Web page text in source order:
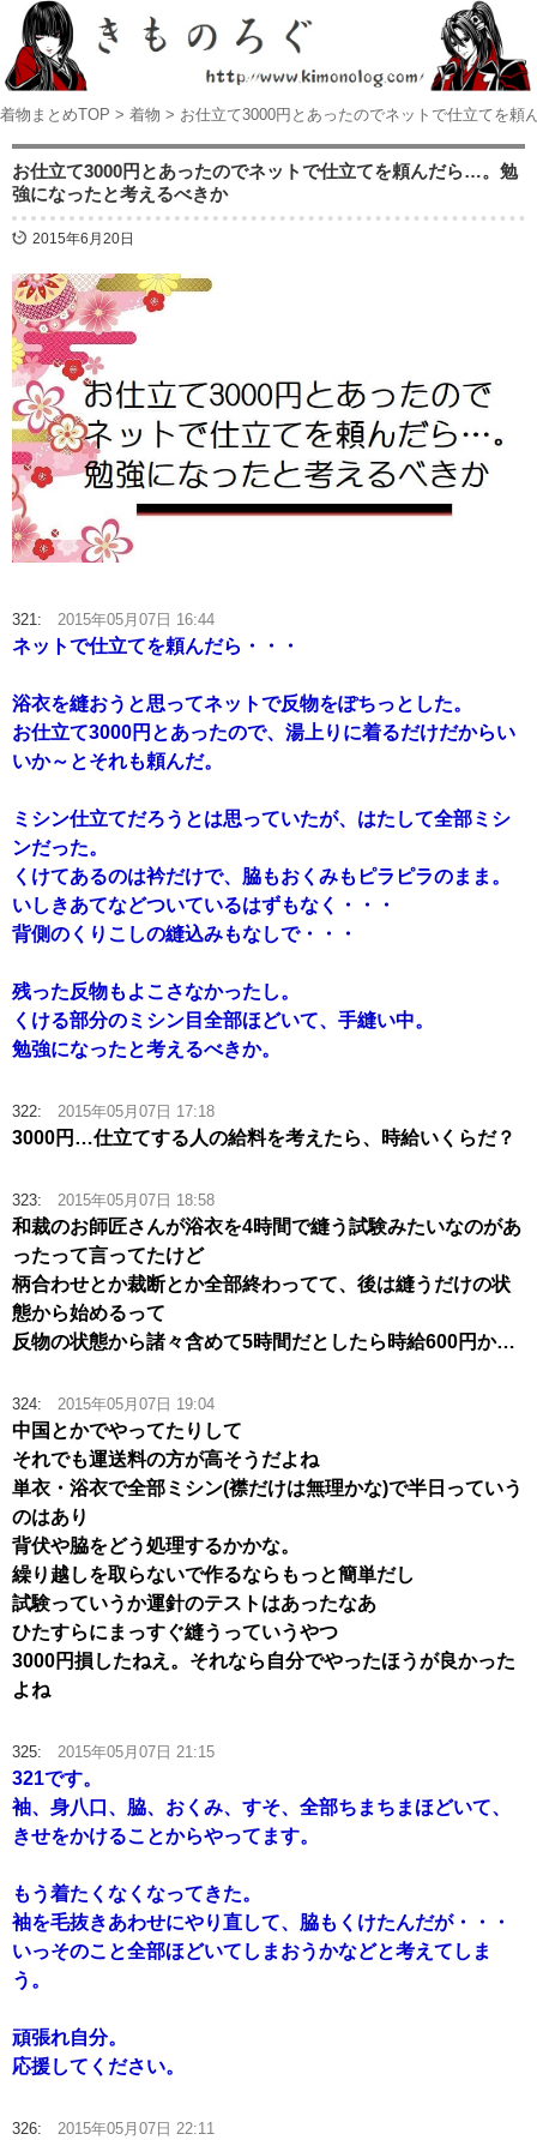
着物まとめTOP > 着物 > お仕立て3000円とあったのでネットで仕立てを
お仕立て3000円とあったのでネットで仕立てを頼んだら…。勉
強になったと考えるべきか
2015年6月20日
321: 2015年05月07日 16:44
ネットで仕立てを頼んだら・・・
浴衣を縫おうと思ってネットで反物をぽちっとした。
お仕立て3000円とあったので、湯上りに着るだけだからい
いか～とそれも頼んだ。
ミシン仕立てだろうとは思っていたが、はたして全部ミシ
ンだった。
くけてあるのは衿だけで、脇もおくみもピラピラのまま。
いしきあてなどついているはずもなく・・・
背側のくりこしの縫込みもなしで・・・
残った反物もよこさなかったし。
くける部分のミシン目全部ほどいて、手縫い中。
勉強になったと考えるべきか。
322: 2015年05月07日 17:18
3000円…仕立てする人の給料を考えたら、時給いくらだ？
323: 2015年05月07日 18:58
和裁のお師匠さんが浴衣を4時間で縫う試験みたいなのがあ
ったって言ってたけど
柄合わせとか裁断とか全部終わってて、後は縫うだけの状
態から始めるって
反物の状態から諸々含めて5時間だとしたら時給600円か…
324: 2015年05月07日 19:04
中国とかでやってたりして
それでも運送料の方が高そうだよね
単衣・浴衣で全部ミシン(襟だけは無理かな)で半日っていう
のはあり
背伏や脇をどう処理するかかな。
繰り越しを取らないで作るならもっと簡単だし
試験っていうか運針のテストはあったなあ
ひたすらにまっすぐ縫うっていうやつ
3000円損したねえ。それなら自分でやったほうが良かった
よね
325: 2015年05月07日 21:15
321です。
袖、身八口、脇、おくみ、すそ、全部ちまちまほどいて、
きせをかけることからやってます。
もう着たくなくなってきた。
袖を毛抜きあわせにやり直して、脇もくけたんだが・・・
いっそのこと全部ほどいてしまおうかなどと考えてしま
う。
頑張れ自分。
応援してください。
326: 2015年05月07日 22:11